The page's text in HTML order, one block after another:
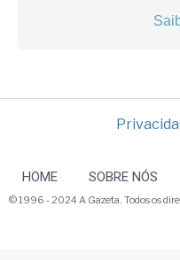
HOME SOBRE NÓS
© 1996 - 2024 A Gazeta. Todos os